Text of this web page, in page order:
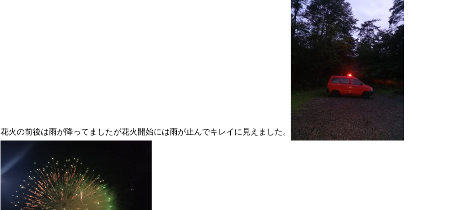
花火の前後は雨が降ってましたが花火開始には雨が止んでキレイに見えました。